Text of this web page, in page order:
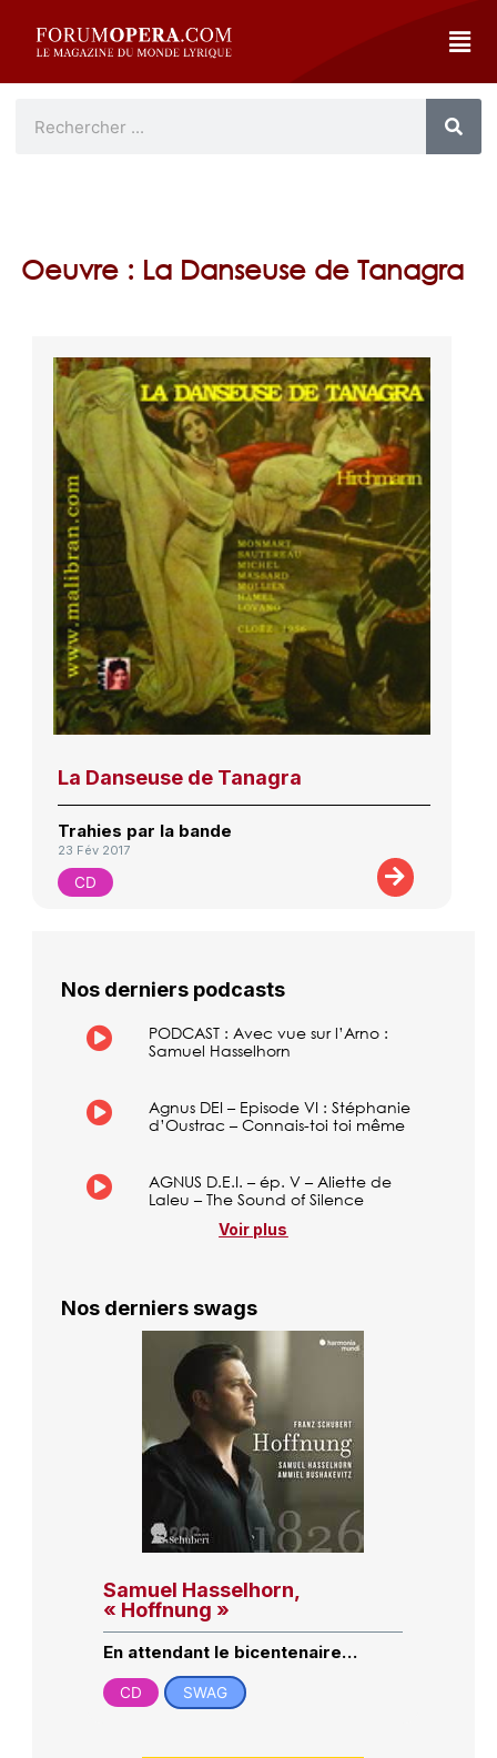
Oeuvre : La Danseuse de Tanagra
La Danseuse de Tanagra
Trahies par la bande
23 Fév 2017
CD
Nos derniers podcasts
PODCAST : Avec vue sur l’Arno :
Samuel Hasselhorn
Agnus DEI – Episode VI : Stéphanie
d’Oustrac – Connais-toi toi même
AGNUS D.E.I. – ép. V – Aliette de
Laleu – The Sound of Silence
Voir plus
Nos derniers swags
Samuel Hasselhorn,
« Hoffnung »
En attendant le bicentenaire…
CD SWAG